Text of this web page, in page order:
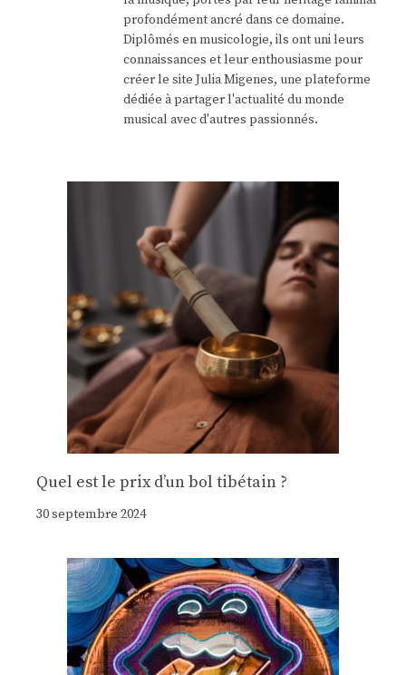
profondément ancré dans ce domaine.
Diplômés en musicologie, ils ont uni leurs
connaissances et leur enthousiasme pour
créer le site Julia Migenes, une plateforme
dédiée à partager l'actualité du monde
musical avec d'autres passionnés.
Quel est le prix d’un bol tibétain ?
30 septembre 2024